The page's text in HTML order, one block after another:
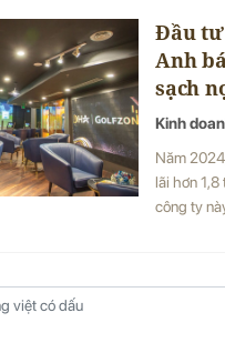
Đầu tư
Anh
sạch
Kinh
Năm
lãi hơn
công ty